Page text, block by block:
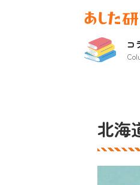
コ
北海